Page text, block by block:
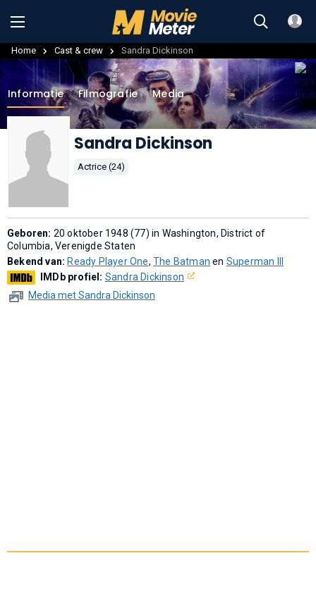
Home Cast & crew Sandra Dickinson
Informatie Filmografie Media
Sandra Dickinson
Actrice (24)
Geboren: 20 oktober 1948 (77) in Washington, District of
Columbia, Verenigde Staten
Bekend van: Ready Player One,The Batman en Superman III
IMDb profiel: Sandra Dickinson
Media met Sandra Dickinson